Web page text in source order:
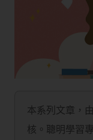
本系列文章，
核。聰明學習